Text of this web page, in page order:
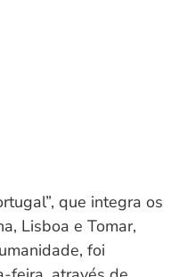
que integra os
Lisboa e Tomar,
foi